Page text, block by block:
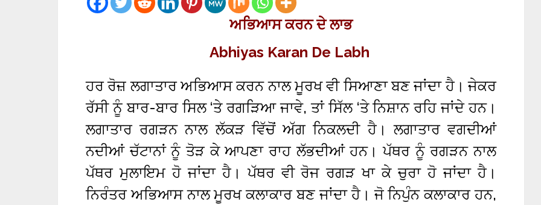
ਅਭਿਆਸ ਕਰਨ ਦੇਲਾਭ
Abhiyas Karan De Labh
ਹਰ ਰੋਜ਼ ਲਗਾਤਾਰ ਅਭਿਆਸ ਕਰਨ ਨਾਲ ਮੂਰਖ ਵੀ ਸਿਆਣਾ ਬਣ ਜਾਂਦਾ ਹੈ। ਜੇਕਰ
ਰੱਸੀ ਨੂੰ ਬਾਰ-ਬਾਰ ਸਿਲ ‘ਤੇ ਰਗੜਿਆ ਜਾਵੇ, ਤਾਂ ਸਿੱਲ ‘ਤੇ ਨਿਸ਼ਾਨ ਰਹਿ ਜਾਂਦੇ ਹਨ।
ਲਗਾਤਾਰ ਰਗੜਨ ਨਾਲ ਲੱਕੜ ਵਿੱਚੋਂ ਅੱਗ ਨਿਕਲਦੀ ਹੈ। ਲਗਾਤਾਰ ਵਗਦੀਆਂ
ਨਦੀਆਂ ਚੱਟਾਨਾਂ ਨੂੰ ਤੋੜ ਕੇ ਆਪਣਾ ਰਾਹ ਲੱਭਦੀਆਂ ਹਨ। ਪੱਥਰ ਨੂੰ ਰਗੜਨ ਨਾਲ
ਪੱਥਰ ਮੁਲਾਇਮ ਹੋ ਜਾਂਦਾ ਹੈ। ਪੱਥਰ ਵੀ ਰੋਜ ਰਗੜ ਖਾ ਕੇ ਚੁਰਾ ਹੋ ਜਾਂਦਾ ਹੈ।
ਨਿਰੰਤਰ ਅਭਿਆਸ ਨਾਲ ਮੂਰਖ ਕਲਾਕਾਰ ਬਣ ਜਾਂਦਾ ਹੈ। ਜੋ ਨਿਪੁੰਨ ਕਲਾਕਾਰ ਹਨ,